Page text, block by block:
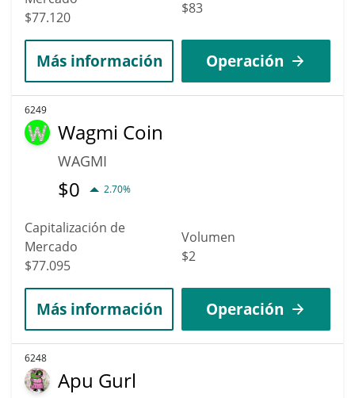
$77.120
$83
Más información Operación
6249
Wagmi Coin
WAGMI
$0 2.70%
Capitalización de
Mercado
$77.095
Volumen
$2
Más información Operación
6248
Apu Gurl